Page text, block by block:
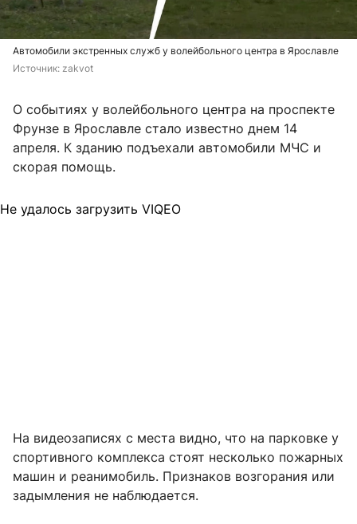
Автомобили экстренных служб у волейбольного центра в Ярославле
Источник: zakvot
О событиях у волейбольного центра на проспекте
Фрунзе в Ярославле стало известно днем 14
апреля. К зданию подъехали автомобили МЧС и
скорая помощь.
Не удалось загрузить VIQEO
На видеозаписях с места видно, что на парковке у
спортивного комплекса стоят несколько пожарных
машин и реанимобиль. Признаков возгорания или
задымления не наблюдается.